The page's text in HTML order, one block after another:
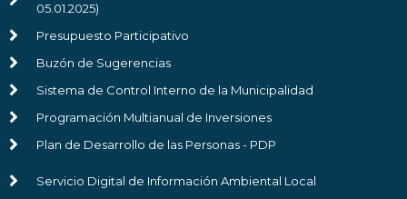
05.01.2025)
Presupuesto Participativo
Buzón de Sugerencias
Sistema de Control Interno de la Municipalidad
Programación Multianual de Inversiones
Plan de Desarrollo de las Personas - PDP
Servicio Digital de Información Ambiental Local